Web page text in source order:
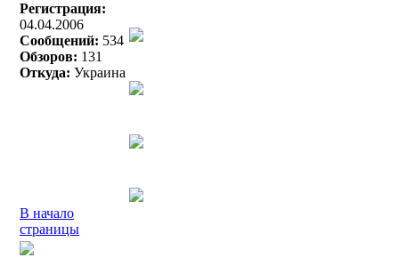
Регистрация:
04.04.2006
Сообщений: 534
Обзоров: 131
Откуда: Украина
В начало
страницы